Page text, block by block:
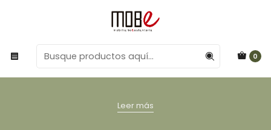
0
Leer más